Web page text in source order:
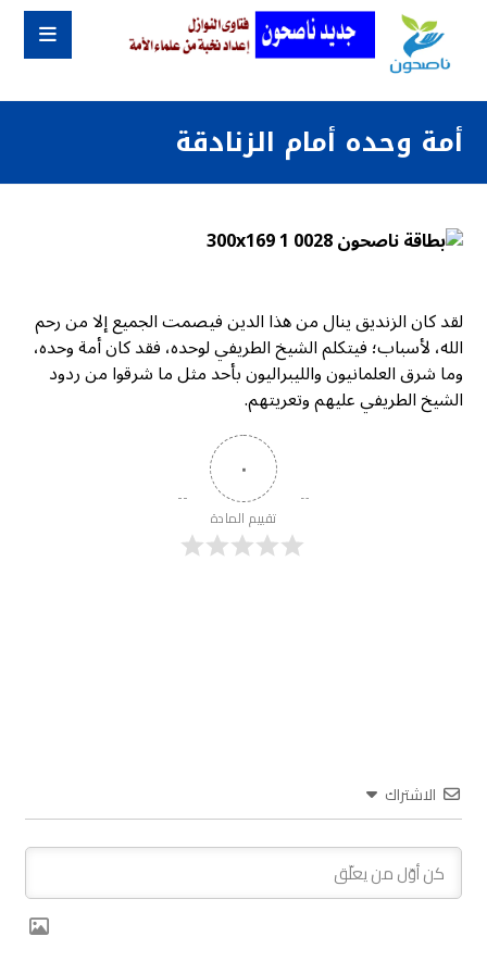
أمة وحده أمام الزنادقة
لقد كان الزنديق ينال من هذا الدين فيصمت الجميع إلا من رحم
الله، لأسباب؛ فيتكلم الشيخ الطريفي لوحده، فقد كان أمة وحده،
وما شرق العلمانيون والليبراليون بأحد مثل ما شرقوا من ردود
الشيخ الطريفي عليهم وتعريتهم.
٠
تقييم المادة
الاشتراك